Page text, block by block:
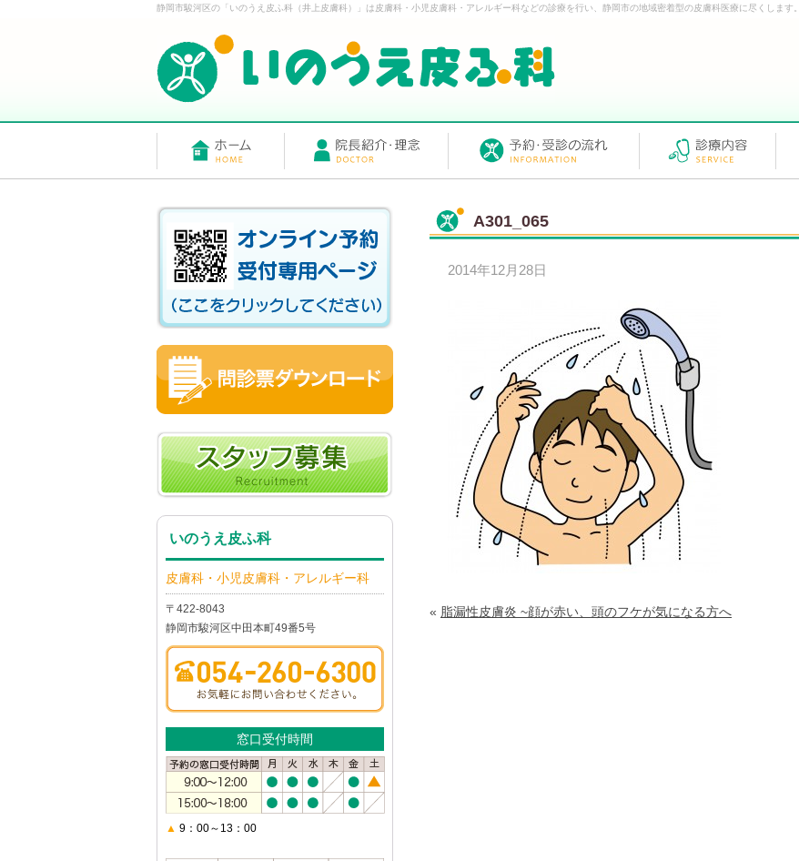
静岡市駿河区の「いのうえ皮ふ科（井上皮膚科）」は皮膚科・小児皮膚科・アレルギー科などの診療を行い、静岡市の地域密着型の皮膚科医療に尽くします。
A301_065
2014年12月28日
« 脂漏性皮膚炎 ~顔が赤い、頭のフケが気になる方へ
いのうえ皮ふ科
皮膚科・小児皮膚科・アレルギー科
〒422-8043
静岡市駿河区中田本町49番5号
窓口受付時間
▲ 9：00～13：00